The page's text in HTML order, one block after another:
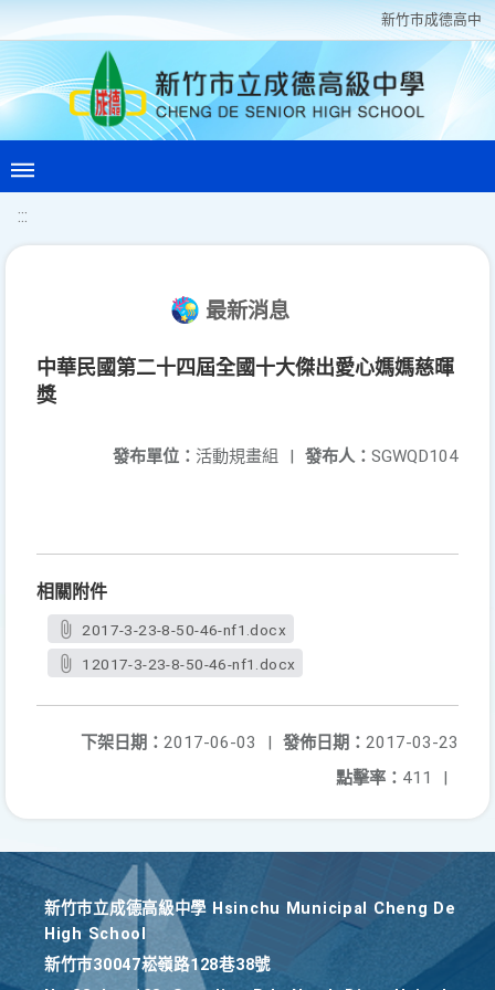
新竹巿成德高中
:::
最新消息
中華民國第二十四屆全國十大傑出愛心媽媽慈暉
獎
發布人： SGWQD104
發布單位： 活動規畫組 |
相關附件
2017-3-23-8-50-46-nf1.docx
12017-3-23-8-50-46-nf1.docx
發佈日期： 2017-03-23
下架日期： 2017-06-03
|
點擊率： 411 |
新竹巿立成德高級中學 Hsinchu Municipal Cheng De
High School
新竹巿30047崧嶺路128巷38號